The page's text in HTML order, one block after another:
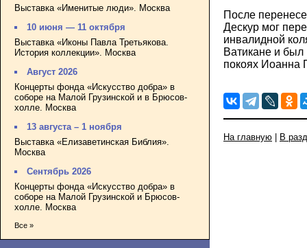
Выставка «Именитые люди». Москва
10 июня — 11 октября
Выставка «Иконы Павла Третьякова.
История коллекции». Москва
Август 2026
Концерты фонда «Искусство добра» в
соборе на Малой Грузинской и в Брюсов-
холле. Москва
13 августа – 1 ноября
Выставка «Елизаветинская Библия».
Москва
Сентябрь 2026
Концерты фонда «Искусство добра» в
соборе на Малой Грузинской и Брюсов-
холле. Москва
Все »
После
Дескур мог
инвалидной
Ватикане и
покоях Иоанна
На главную В